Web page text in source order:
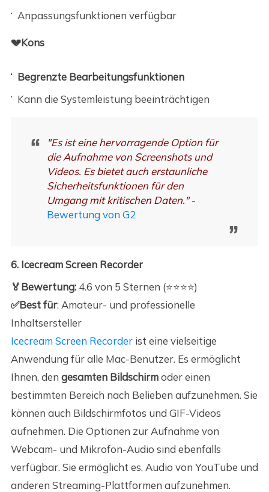
Anpassungsfunktionen verfügbar
💔Kons
Begrenzte Bearbeitungsfunktionen
Kann die Systemleistung beeinträchtigen
"Es ist eine hervorragende Option für
die Aufnahme von Screenshots und
Videos. Es bietet auch erstaunliche
Sicherheitsfunktionen für den
Umgang mit kritischen Daten."-
Bewertung von G2
6. Icecream Screen Recorder
🏅Bewertung:4.6 von 5 Sternen (⭐⭐⭐⭐)
✅Best für: Amateur- und professionelle
Inhaltsersteller
Icecream Screen Recorderist eine vielseitige
Anwendung für alle Mac-Benutzer. Es ermöglicht
Ihnen, den gesamten Bildschirmoder einen
bestimmten Bereich nach Belieben aufzunehmen. Sie
können auch Bildschirmfotos und GIF-Videos
aufnehmen. Die Optionen zur Aufnahme von
Webcam- und Mikrofon-Audio sind ebenfalls
verfügbar. Sie ermöglicht es, Audio von YouTube und
anderen Streaming-Plattformen aufzunehmen.